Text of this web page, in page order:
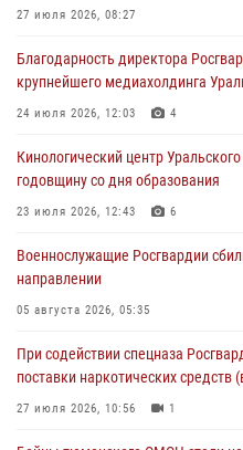
округа Росгвардии
Росгвардейцы в Тюменской
службой и напоминают о мерах
Росгвардейцы приняли участие в
Тюменской области» в рамках
Росгвардейцы в Тюменской
армии Ивана Кирилловича
27 июля 2026, 08:27
Благодарность директора
крупнейшего медиахолдинга
24 июля 2026, 12:03 4
Кинологический центр
годовщину со дня образования
23 июля 2026, 12:43 6
Военнослужащие Росгвардии
направлении
05 августа 2026, 05:35
При содействии спецназа
поставки наркотических средств
27 июля 2026, 10:56 1